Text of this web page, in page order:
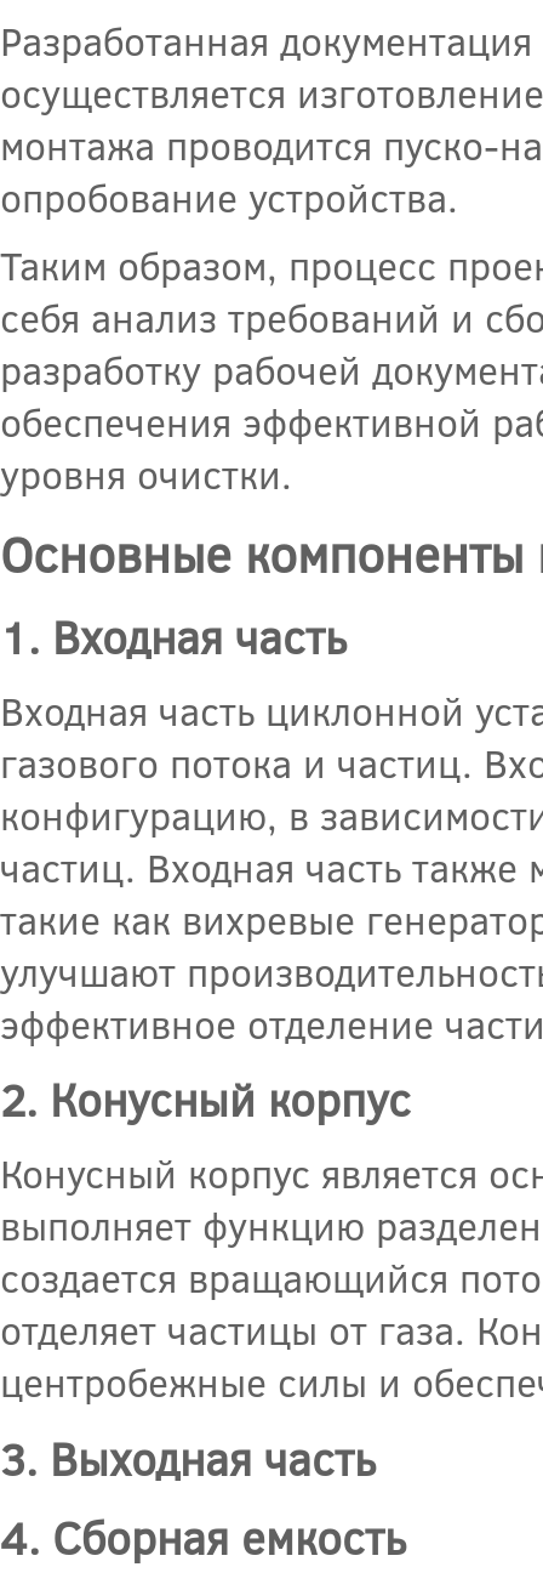
Разработанная
осуществляется
монтажа проводится пуско-
опробование устройства.
Таким образом, процесс
себя анализ требований и
разработку рабочей
обеспечения эффективной
уровня очистки.
Основные компоненты
1. Входная часть
Входная часть циклонной
газового потока и частиц.
конфигурацию, в
частиц. Входная часть
такие как вихревые
улучшают
эффективное отделение
2. Конусный корпус
Конусный корпус является
выполняет функцию
создается вращающийся
отделяет частицы от газа.
центробежные силы и
3. Выходная часть
4. Сборная емкость